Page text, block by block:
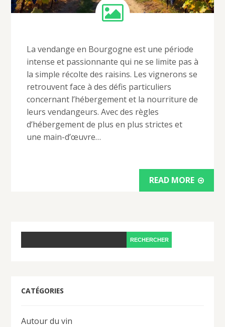
La vendange en Bourgogne est une période
intense et passionnante qui ne se limite pas à
la simple récolte des raisins. Les vignerons se
retrouvent face à des défis particuliers
concernant l’hébergement et la nourriture de
leurs vendangeurs. Avec des règles
d’hébergement de plus en plus strictes et
une main-d’œuvre…
READ MORE
CATÉGORIES
Autour du vin